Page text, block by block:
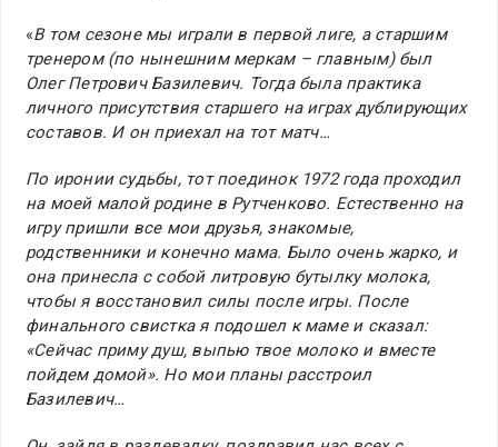
«В том сезоне мы играли в первой лиге, а старшим
тренером (по нынешним меркам – главным) был
Олег Петрович Базилевич. Тогда была практика
личного присутствия старшего на играх дублирующих
составов. И он приехал на тот матч…
По иронии судьбы, тот поединок 1972 года проходил
на моей малой родине в Рутченково. Естественно на
игру пришли все мои друзья, знакомые,
родственники и конечно мама. Было очень жарко, и
она принесла с собой литровую бутылку молока,
чтобы я восстановил силы после игры. После
финального свистка я подошел к маме и сказал:
«Сейчас приму душ, выпью твое молоко и вместе
пойдем домой». Но мои планы расстроил
Базилевич…